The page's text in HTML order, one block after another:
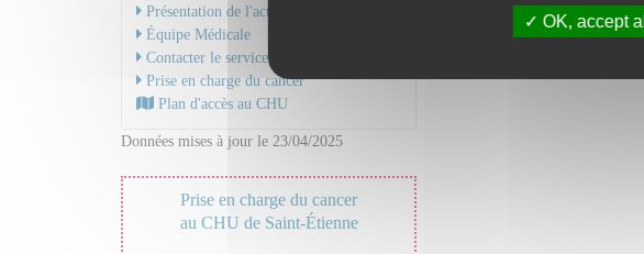
Présentation de l'activité
Équipe Médicale
Contacter le service
Prise en charge du cancer
Plan d'accès au CHU
Données mises à jour le 23/04/2025
Prise en charge du cancer
au CHU de Saint-Étienne
OK, accept all